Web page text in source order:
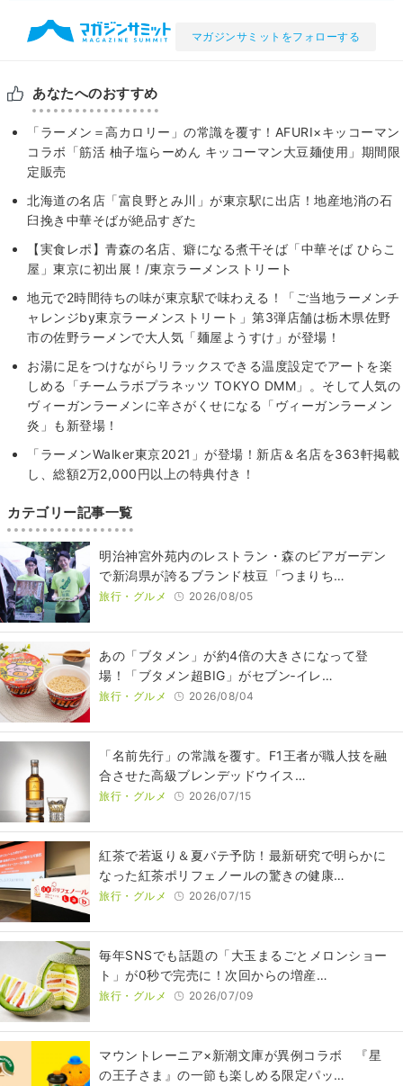
マガジンサミットをフォローする
あなたへのおすすめ
「ラーメン＝高カロリー」の常識を覆す！AFURI×キッコーマン
コラボ「筋活 柚子塩らーめん キッコーマン大豆麺使用」期間限
定販売
北海道の名店「富良野とみ川」が東京駅に出店！地産地消の石
臼挽き中華そばが絶品すぎた
【実食レポ】青森の名店、癖になる煮干そば「中華そば ひらこ
屋」東京に初出展！/東京ラーメンストリート
地元で2時間待ちの味が東京駅で味わえる！「ご当地ラーメンチ
ャレンジby東京ラーメンストリート」第3弾店舗は栃木県佐野
市の佐野ラーメンで大人気「麺屋ようすけ」が登場！
お湯に足をつけながらリラックスできる温度設定でアートを楽
しめる「チームラボプラネッツ TOKYO DMM」。そして人気の
ヴィーガンラーメンに辛さがくせになる「ヴィーガンラーメン
炎」も新登場！
「ラーメンWalker東京2021」が登場！新店＆名店を363軒掲載
し、総額2万2,000円以上の特典付き！
カテゴリー記事一覧
明治神宮外苑内のレストラン・森のビアガーデン
で新潟県が誇るブランド枝豆「つまりち…
旅行・グルメ 2026/08/05
あの「ブタメン」が約4倍の大きさになって登
場！「ブタメン超BIG」がセブン‐イレ…
旅行・グルメ 2026/08/04
​​「名前先行」の常識を覆す。F1王者が職人技を融
合させた高級ブレンデッドウイス…
旅行・グルメ 2026/07/15
紅茶で若返り＆夏バテ予防！最新研究で明らかに
なった紅茶ポリフェノールの驚きの健康…
旅行・グルメ 2026/07/15
毎年SNSでも話題の「大玉まるごとメロンショー
ト」が0秒で完売に！次回からの増産…
旅行・グルメ 2026/07/09
マウントレーニア×新潮文庫が異例コラボ 『星
の王子さま』の一節も楽しめる限定パッ…